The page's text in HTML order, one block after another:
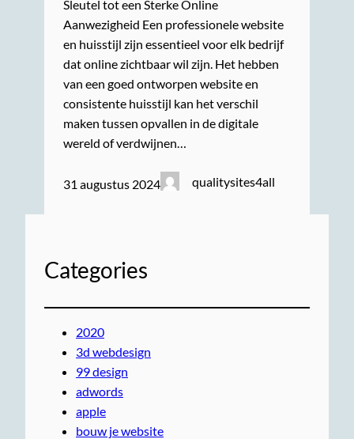
Sleutel tot een Sterke Online
Aanwezigheid Een professionele website
en huisstijl zijn essentieel voor elk bedrijf
dat online zichtbaar wil zijn. Het hebben
van een goed ontworpen website en
consistente huisstijl kan het verschil
maken tussen opvallen in de digitale
wereld of verdwijnen…
31 augustus 2024 qualitysites4all
Categories
2020
3d webdesign
99 design
adwords
apple
bouw je website